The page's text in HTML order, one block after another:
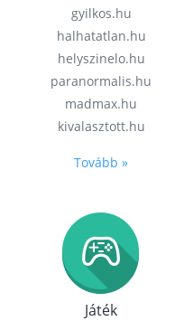
gyilkos.hu
halhatatlan.hu
helyszinelo.hu
paranormalis.hu
madmax.hu
kivalasztott.hu
Tovább »
Játék